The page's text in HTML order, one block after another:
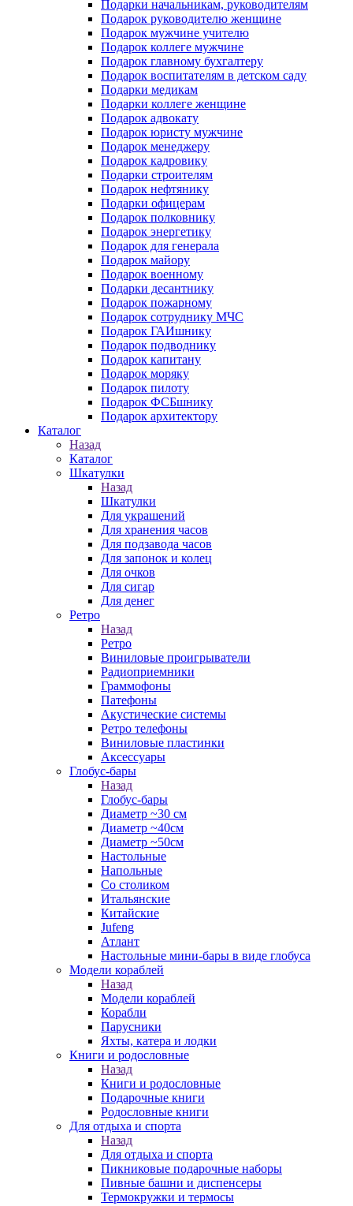
Подарки начальникам, руководителям
Подарок руководителю женщине
Подарок мужчине учителю
Подарок коллеге мужчине
Подарок главному бухгалтеру
Подарок воспитателям в детском саду
Подарки медикам
Подарки коллеге женщине
Подарок адвокату
Подарок юристу мужчине
Подарок менеджеру
Подарок кадровику
Подарки строителям
Подарок нефтянику
Подарки офицерам
Подарок полковнику
Подарок энергетику
Подарок для генерала
Подарок майору
Подарок военному
Подарки десантнику
Подарок пожарному
Подарок сотруднику МЧС
Подарок ГАИшнику
Подарок подводнику
Подарок капитану
Подарок моряку
Подарок пилоту
Подарок ФСБшнику
Подарок архитектору
Каталог
Назад
Каталог
Шкатулки
Назад
Шкатулки
Для украшений
Для хранения часов
Для подзавода часов
Для запонок и колец
Для очков
Для сигар
Для денег
Ретро
Назад
Ретро
Виниловые проигрыватели
Радиоприемники
Граммофоны
Патефоны
Акустические системы
Ретро телефоны
Виниловые пластинки
Аксессуары
Глобус-бары
Назад
Глобус-бары
Диаметр ~30 см
Диаметр ~40см
Диаметр ~50см
Настольные
Напольные
Со столиком
Итальянские
Китайские
Jufeng
Атлант
Настольные мини-бары в виде глобуса
Модели кораблей
Назад
Модели кораблей
Корабли
Парусники
Яхты, катера и лодки
Книги и родословные
Назад
Книги и родословные
Подарочные книги
Родословные книги
Для отдыха и спорта
Назад
Для отдыха и спорта
Пикниковые подарочные наборы
Пивные башни и диспенсеры
Термокружки и термосы